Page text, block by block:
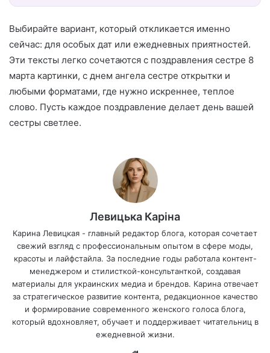
Выбирайте вариант, который откликается именно
сейчас: для особых дат или ежедневных приятностей.
Эти тексты легко сочетаются с поздравления сестре 8
марта картинки, с днем ангела сестре открытки и
любыми форматами, где нужно искреннее, теплое
слово. Пусть каждое поздравление делает день вашей
сестры светлее.
Левицька Каріна
Карина Левицкая - главный редактор блога, которая сочетает
свежий взгляд с профессиональным опытом в сфере моды,
красоты и лайфстайла. За последние годы работала контент-
менеджером и стилисткой-консультанткой, создавая
материалы для украинских медиа и брендов. Карина отвечает
за стратегическое развитие контента, редакционное качество
и формирование современного женского голоса блога,
который вдохновляет, обучает и поддерживает читательниц в
ежедневной жизни.